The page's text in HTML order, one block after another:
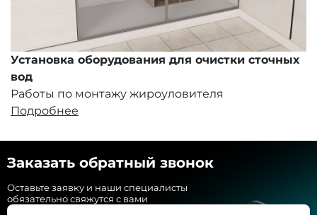
Установка оборудования для очистки сточных
вод
Работы по монтажу жироуловителя
Подробнее
Заказать обратный звонок
Оставьте заявку и наши специалисты
обязательно свяжутся с вами